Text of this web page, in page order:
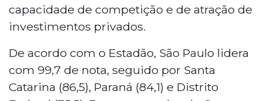
capacidade de competição e de atração de
investimentos privados.
De acordo com o Estadão, São Paulo lidera
com 99,7 de nota, seguido por Santa
Catarina (86,5), Paraná (84,1) e Distrito